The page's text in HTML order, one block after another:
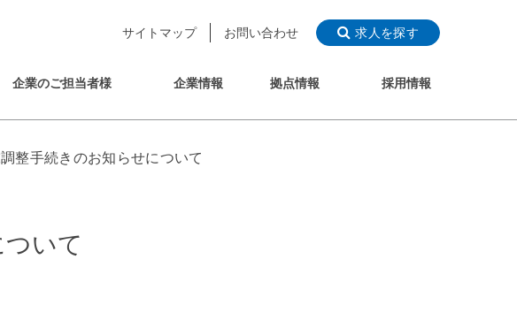
サイトマップ お問い合わせ 求人を探す
企業のご担当者様 企業情報 拠点情報 採用情報
整手続きのお知らせについて
いて